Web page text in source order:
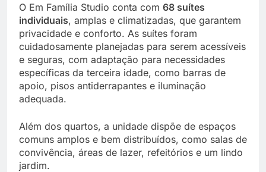
O Em Família Studio conta com 68 suítes
individuais, amplas e climatizadas, que garantem
privacidade e conforto. As suítes foram
cuidadosamente planejadas para serem acessíveis
e seguras, com adaptação para necessidades
específicas da terceira idade, como barras de
apoio, pisos antiderrapantes e iluminação
adequada.
Além dos quartos, a unidade dispõe de espaços
comuns amplos e bem distribuídos, como salas de
convivência, áreas de lazer, refeitórios e um lindo
jardim.